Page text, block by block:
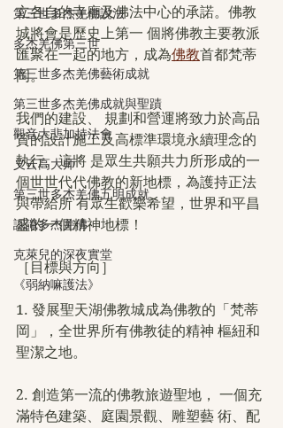
第三世多杰羌佛說法
多杰羌佛第三世
第三世多杰羌佛藝術成就
第三世多杰羌佛成就與聖蹟
觀音大悲加持法會
义云高大师
第三世多杰羌佛五明成就
認識多杰羌佛
克萊兒的深夜實堂
《弱納嘛護法》
立各自的寺廟及佛法中心的承諾。佛教
城將會是歷史上第一 個將佛教主要教派
匯聚在一起的地方，成為佛教首都梵蒂
岡。
我們的建設、 規劃和營運將致力於高品
質的設計施工及高標準環境永續理念的
執行。這將 是眾生共願共力所形成的一
個世世代代佛教的新地標，為護持正法
與帶給所 有眾生歡樂希望，世界和平昌
盛的一個精神地標！
［目標與方向］
1. 發展聖天湖佛教城成為佛教的「梵蒂
岡」，全世界所有佛教徒的精神 樞紐和
聖潔之地。
2. 創造第一流的佛教旅遊聖地， 一個充
滿特色建築、庭園景觀、雕塑藝 術、配